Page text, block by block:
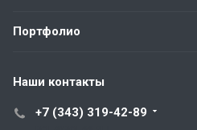
Портфолио
Наши контакты
+7 (343) 319-42-89